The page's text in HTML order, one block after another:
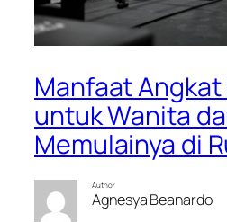
Manfaat Angkat
untuk Wanita
Memulainya di
Author
Agnesya Beanardo